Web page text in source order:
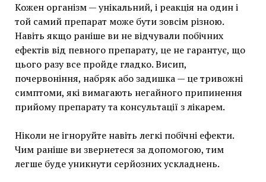
Кожен організм — унікальний, і реакція на один і
той самий препарат може бути зовсім різною.
Навіть якщо раніше ви не відчували побічних
ефектів від певного препарату, це не гарантує, що
цього разу все пройде гладко. Висип,
почервоніння, набряк або задишка — це тривожні
симптоми, які вимагають негайного припинення
прийому препарату та консультації з лікарем.
Ніколи не ігноруйте навіть легкі побічні ефекти.
Чим раніше ви звернетеся за допомогою, тим
легше буде уникнути серйозних ускладнень.